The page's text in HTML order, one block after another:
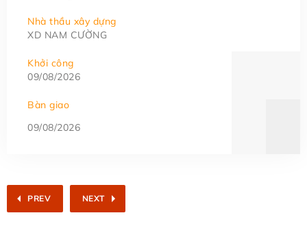
Nhà thầu xây dựng
XD NAM CƯỜNG
Khởi công
09/08/2026
Bàn giao
09/08/2026
PREV NEXT